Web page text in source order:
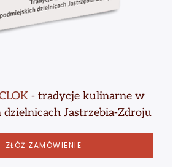
- tradycje kulinarne w
Jastrzebia-Zdroju
ZŁÓŻ ZAMÓWIENIE